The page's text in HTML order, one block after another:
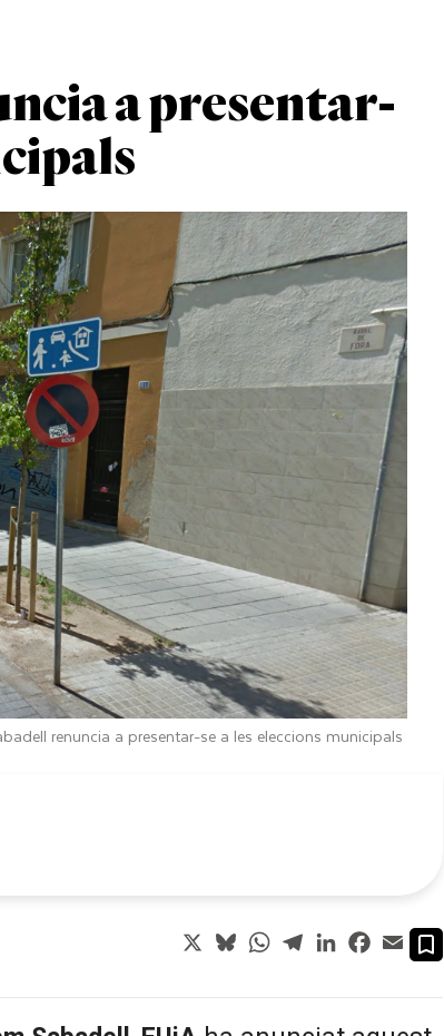
a presentar-
renuncia a presentar-se a les eleccions municipals
X BlueskyWhatsApp
TelegramLinkedInFacebook
Email